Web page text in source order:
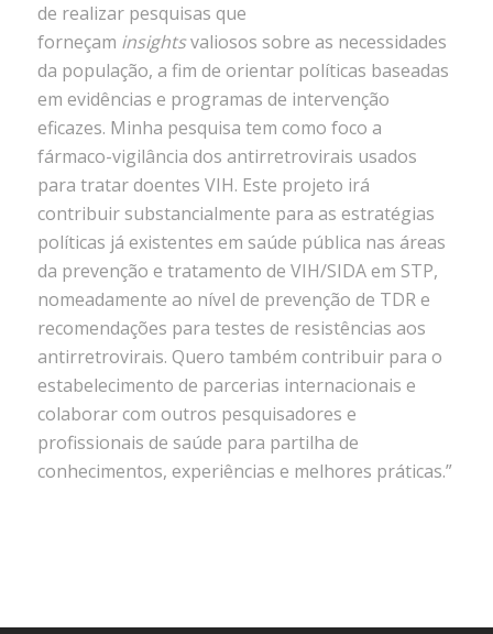
de realizar pesquisas que
forneçam insightsvaliosos sobre as necessidades
da população, a fim de orientar políticas baseadas
em evidências e programas de intervenção
eficazes. Minha pesquisa tem como foco a
fármaco-vigilância dos antirretrovirais usados
para tratar doentes VIH. Este projeto irá
contribuir substancialmente para as estratégias
políticas já existentes em saúde pública nas áreas
da prevenção e tratamento de VIH/SIDA em STP,
nomeadamente ao nível de prevenção de TDR e
recomendações para testes de resistências aos
antirretrovirais. Quero também contribuir para o
estabelecimento de parcerias internacionais e
colaborar com outros pesquisadores e
profissionais de saúde para partilha de
conhecimentos, experiências e melhores práticas.”